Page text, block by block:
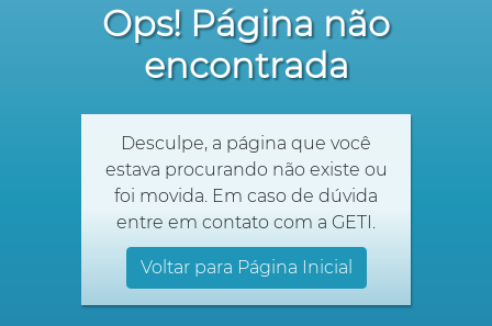
Ops! Página não
encontrada
Desculpe, a página que você
estava procurando não existe ou
foi movida. Em caso de dúvida
entre em contato com a GETI.
Voltar para Página Inicial